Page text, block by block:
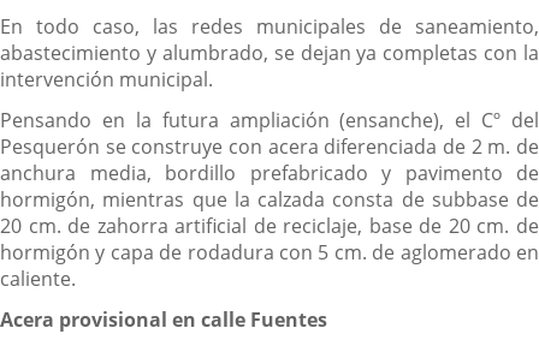
En todo caso, las redes municipales de saneamiento,
abastecimiento y alumbrado, se dejan ya completas con la
intervención municipal.
Pensando en la futura ampliación (ensanche), el Cº del
Pesquerón se construye con acera diferenciada de 2 m. de
anchura media, bordillo prefabricado y pavimento de
hormigón, mientras que la calzada consta de subbase de
20 cm. de zahorra artificial de reciclaje, base de 20 cm. de
hormigón y capa de rodadura con 5 cm. de aglomerado en
caliente.
Acera provisional en calle Fuentes